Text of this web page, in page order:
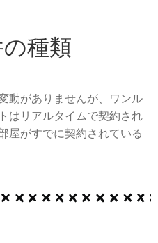
の種類
動がありませんが、ワンル
はリアルタイムで契約され
屋がすでに契約されている